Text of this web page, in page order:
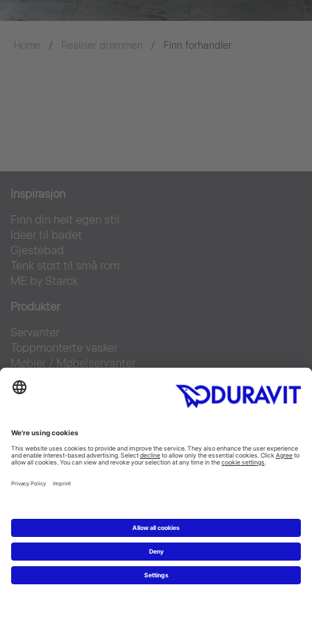
Home Realiser drømmen Finn forhandler
Inspirasjon
Finn din helt egen stil
Ideer til badet
Gjestebad
Tenk stort til små rom
ME by Starck
Produkter
Servanter
Toppmonterte vasker
Møbler / Møbelservanter
Toaletter
Alle Duravit serier/kategorier
3D tegneprogram
Produktinformasjon
Service
Kontakt
Duravit brosjyrer